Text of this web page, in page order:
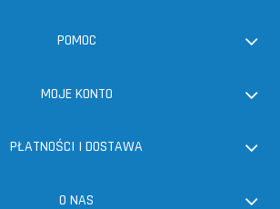
POMOC
MOJE KONTO
PŁATNOŚCI I DOSTAWA
O NAS